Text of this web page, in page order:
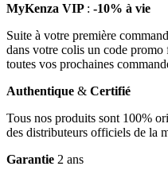
MyKenza VIP : -10% à vie
Suite à votre première
dans votre colis un code
toutes vos prochaines
Authentique & Certifié
Tous nos produits sont 100%
des distributeurs officiels de la
Garantie 2 ans